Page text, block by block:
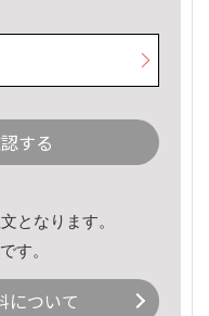
する
となります。
す。
について